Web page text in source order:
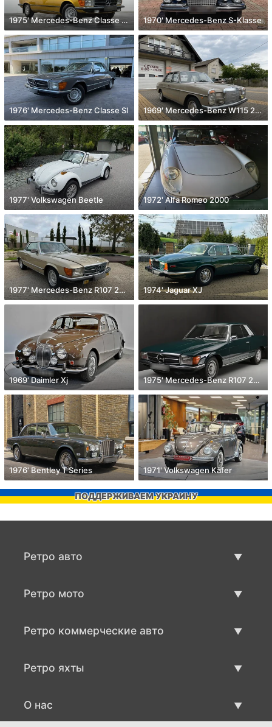
1975' Mercedes-Benz Classe Slc 1970' Mercedes-Benz S-Klasse
1976' Mercedes-Benz Classe Sl 1969' Mercedes-Benz W115 200
1977' Volkswagen Beetle 1972' Alfa Romeo 2000
1977' Mercedes-Benz R107 280 Slc 1974' Jaguar XJ
1969' Daimler Xj 1975' Mercedes-Benz R107 280 Slc
1976' Bentley T Series 1971' Volkswagen Käfer
ПОДДЕРЖИВАЕМ УКРАИНУ
Ретро авто
Ретро мото
Ретро коммерческие авто
Ретро яхты
Продать ретро яхту
О нас